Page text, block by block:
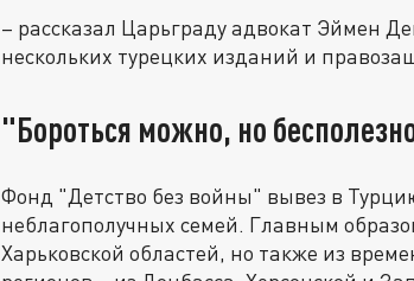
– рассказал Царьграду адвокат Эймен
нескольких турецких изданий и
"Бороться можно, но
Фонд "Детство без войны" вывез в
неблагополучных семей. Главным
Харьковской областей, но также из